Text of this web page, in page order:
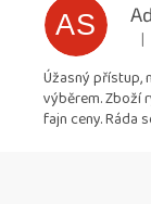
AS |
Úžasný přístup,
výběrem. Zboží
fajn ceny. Ráda